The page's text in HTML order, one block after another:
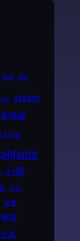
avg gal
live steam
剧场版
人作品
心情
手游
新番
棒球
感